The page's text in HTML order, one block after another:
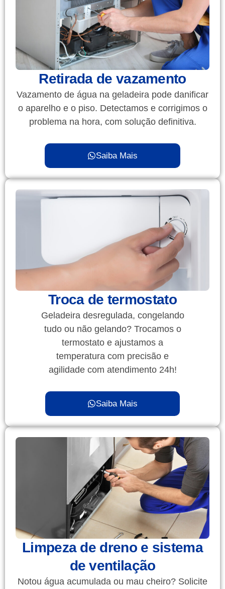
Retirada de vazamento
Vazamento de água na geladeira pode danificar
o aparelho e o piso. Detectamos e corrigimos o
problema na hora, com solução definitiva.
Saiba Mais
Troca de termostato
Geladeira desregulada, congelando
tudo ou não gelando? Trocamos o
termostato e ajustamos a
temperatura com precisão e
agilidade com atendimento 24h!
Saiba Mais
Limpeza de dreno e sistema
de ventilação
Notou água acumulada ou mau cheiro? Solicite